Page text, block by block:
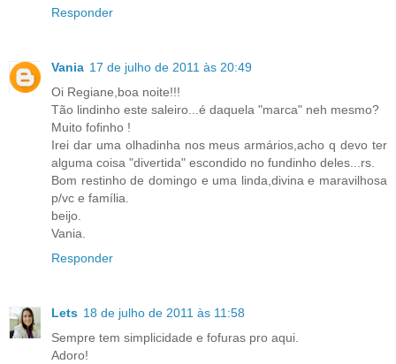
Responder
Vania 17 de julho de 2011 às 20:49
Oi Regiane,boa noite!!!
Tão lindinho este saleiro...é daquela "marca" neh mesmo?
Muito fofinho !
Irei dar uma olhadinha nos meus armários,acho q devo ter
alguma coisa "divertida" escondido no fundinho deles...rs.
Bom restinho de domingo e uma linda,divina e maravilhosa
p/vc e família.
beijo.
Vania.
Responder
Lets 18 de julho de 2011 às 11:58
Sempre tem simplicidade e fofuras pro aqui.
Adoro!